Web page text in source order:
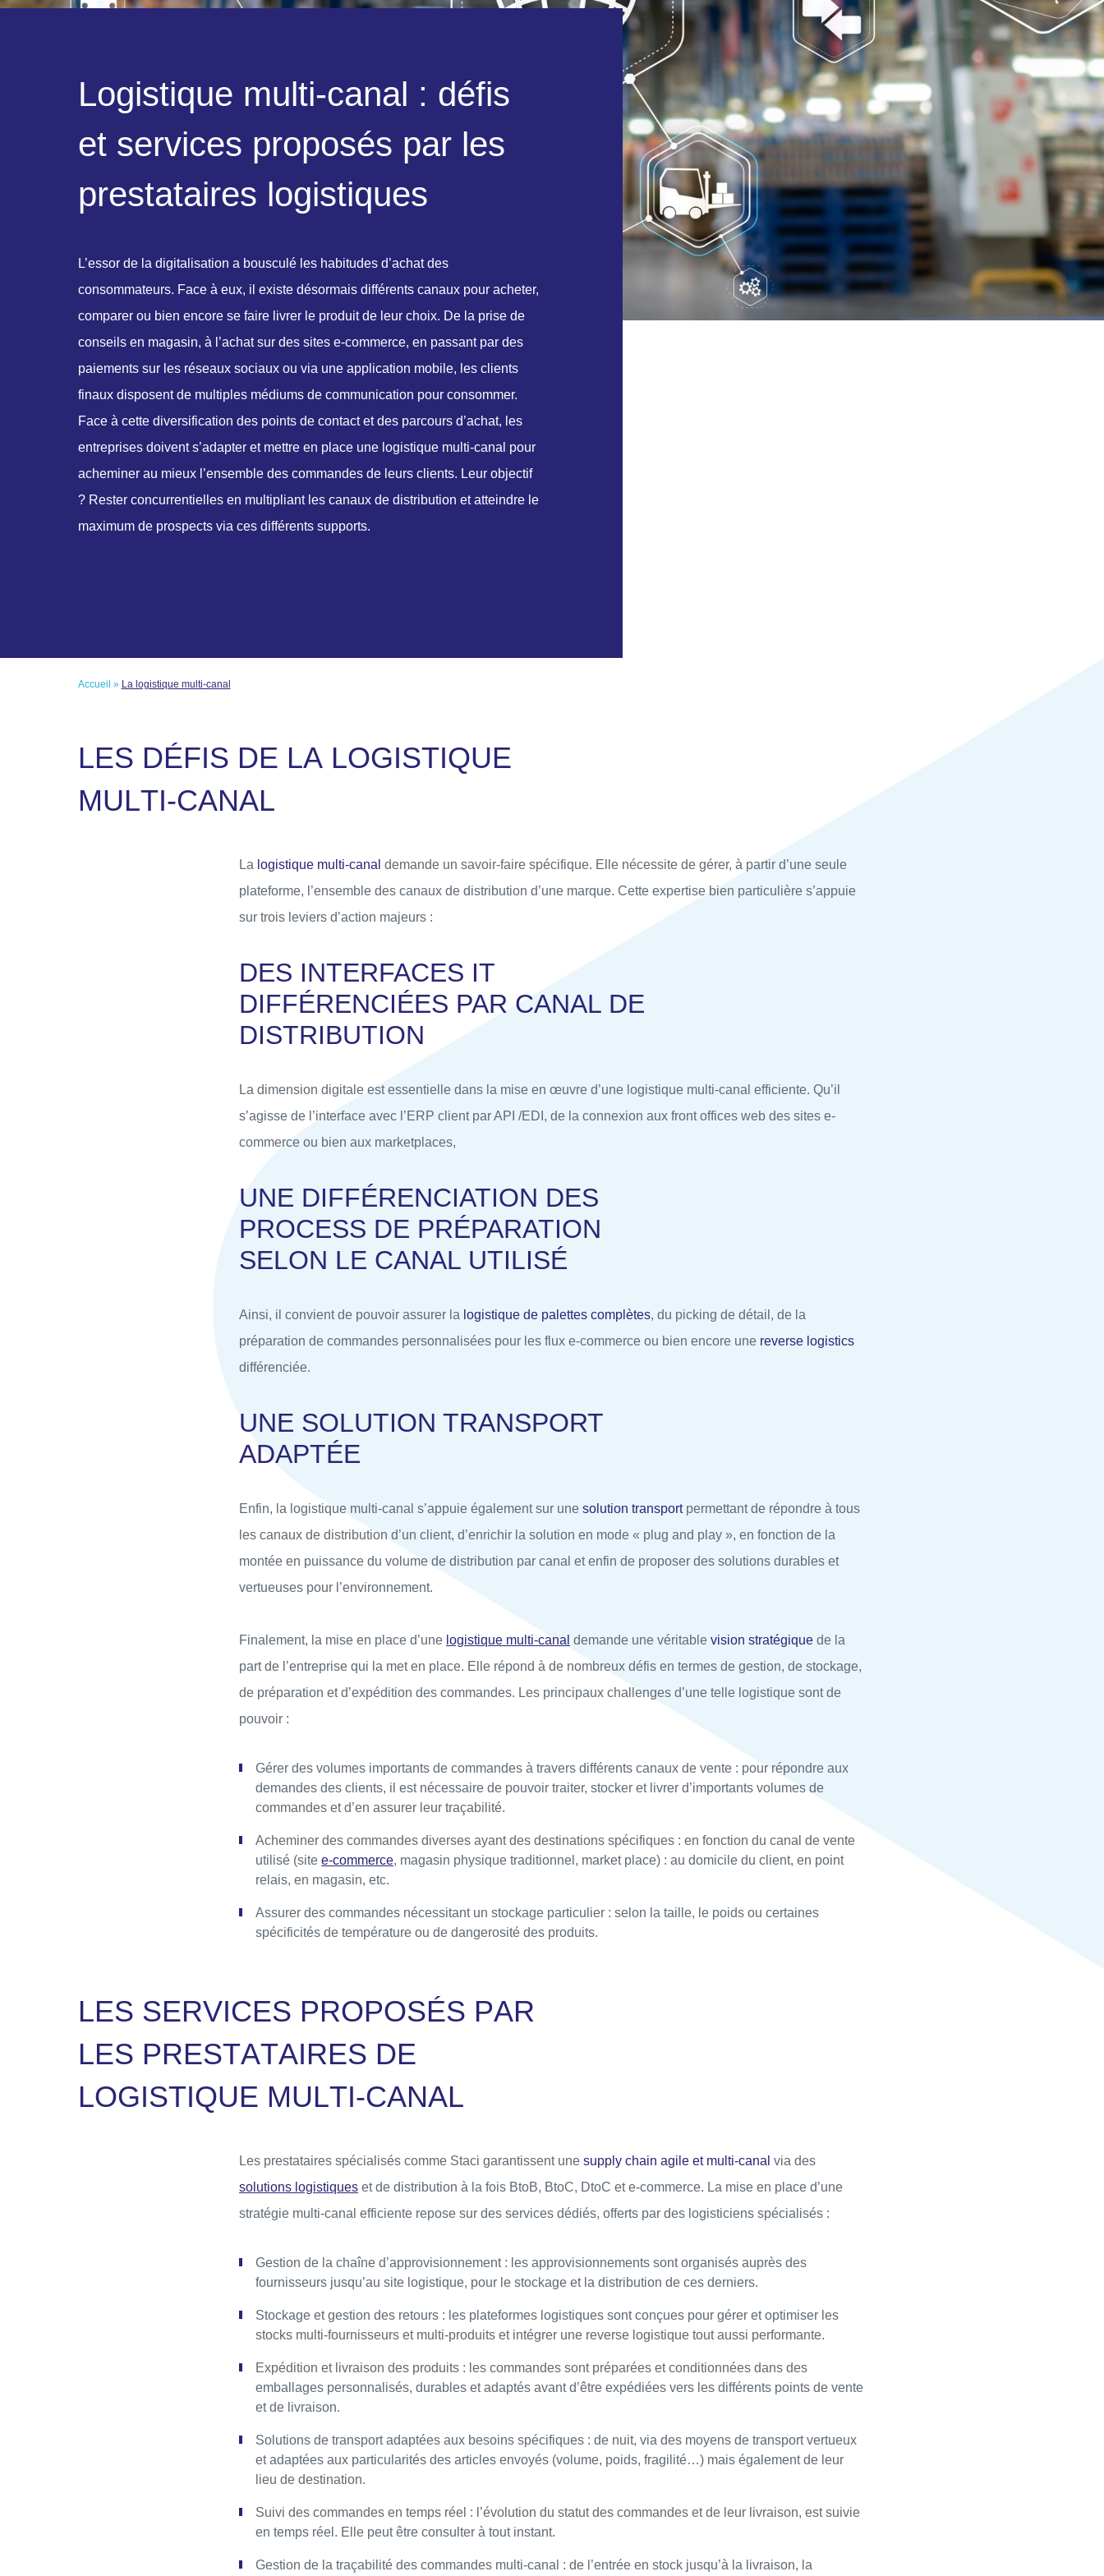
Logistique multi-canal : défis
et services proposés par les
prestataires logistiques
L’essor de la digitalisation a bousculé les habitudes d’achat des
consommateurs. Face à eux, il existe désormais différents canaux pour acheter,
comparer ou bien encore se faire livrer le produit de leur choix. De la prise de
conseils en magasin, à l’achat sur des sites e-commerce, en passant par des
paiements sur les réseaux sociaux ou via une application mobile, les clients
finaux disposent de multiples médiums de communication pour consommer.
Face à cette diversification des points de contact et des parcours d’achat, les
entreprises doivent s’adapter et mettre en place une logistique multi-canal pour
acheminer au mieux l’ensemble des commandes de leurs clients. Leur objectif
? Rester concurrentielles en multipliant les canaux de distribution et atteindre le
maximum de prospects via ces différents supports.
Accueil » La logistique multi-canal
LES DÉFIS DE LA LOGISTIQUE
MULTI-CANAL
La logistique multi-canal demande un savoir-faire spécifique. Elle nécessite de gérer, à partir d’une seule
plateforme, l’ensemble des canaux de distribution d’une marque. Cette expertise bien particulière s’appuie
sur trois leviers d’action majeurs :
DES INTERFACES IT
DIFFÉRENCIÉES PAR CANAL DE
DISTRIBUTION
La dimension digitale est essentielle dans la mise en œuvre d’une logistique multi-canal efficiente. Qu’il
s’agisse de l’interface avec l’ERP client par API /EDI, de la connexion aux front offices web des sites e-
commerce ou bien aux marketplaces,
UNE DIFFÉRENCIATION DES
PROCESS DE PRÉPARATION
SELON LE CANAL UTILISÉ
Ainsi, il convient de pouvoir assurer la logistique de palettes complètes, du picking de détail, de la
préparation de commandes personnalisées pour les flux e-commerce ou bien encore une reverse logistics
différenciée.
UNE SOLUTION TRANSPORT
ADAPTÉE
Enfin, la logistique multi-canal s’appuie également sur une solution transportpermettant de répondre à tous
les canaux de distribution d’un client, d’enrichir la solution en mode « plug and play », en fonction de la
montée en puissance du volume de distribution par canal et enfin de proposer des solutions durables et
vertueuses pour l’environnement.
Finalement, la mise en place d’une logistique multi-canal demande une véritable vision stratégique de la
part de l’entreprise qui la met en place. Elle répond à de nombreux défis en termes de gestion, de stockage,
de préparation et d’expédition des commandes. Les principaux challenges d’une telle logistique sont de
pouvoir :
Gérer des volumes importants de commandes à travers différents canaux de vente : pour répondre aux
demandes des clients, il est nécessaire de pouvoir traiter, stocker et livrer d’importants volumes de
commandes et d’en assurer leur traçabilité.
Acheminer des commandes diverses ayant des destinations spécifiques : en fonction du canal de vente
utilisé (site e-commerce, magasin physique traditionnel, market place) : au domicile du client, en point
relais, en magasin, etc.
Assurer des commandes nécessitant un stockage particulier : selon la taille, le poids ou certaines
spécificités de température ou de dangerosité des produits.
LES SERVICES PROPOSÉS PAR
LES PRESTATAIRES DE
LOGISTIQUE MULTI-CANAL
Les prestataires spécialisés comme Staci garantissent une supply chain agile et multi-canal via des
solutions logistiques et de distribution à la fois BtoB, BtoC, DtoC et e-commerce. La mise en place d’une
stratégie multi-canal efficiente repose sur des services dédiés, offerts par des logisticiens spécialisés :
Gestion de la chaîne d’approvisionnement : les approvisionnements sont organisés auprès des
fournisseurs jusqu’au site logistique, pour le stockage et la distribution de ces derniers.
Stockage et gestion des retours : les plateformes logistiques sont conçues pour gérer et optimiser les
stocks multi-fournisseurs et multi-produits et intégrer une reverse logistique tout aussi performante.
Expédition et livraison des produits : les commandes sont préparées et conditionnées dans des
emballages personnalisés, durables et adaptés avant d’être expédiées vers les différents points de vente
et de livraison.
Solutions de transport adaptées aux besoins spécifiques : de nuit, via des moyens de transport vertueux
et adaptées aux particularités des articles envoyés (volume, poids, fragilité…) mais également de leur
lieu de destination.
Suivi des commandes en temps réel : l’évolution du statut des commandes et de leur livraison, est suivie
en temps réel. Elle peut être consulter à tout instant.
Gestion de la traçabilité des commandes multi-canal : de l’entrée en stock jusqu’à la livraison, la